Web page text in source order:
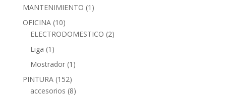
MANTENIMIENTO (1)
OFICINA (10)
ELECTRODOMESTICO (2)
Liga (1)
Mostrador (1)
PINTURA (152)
accesorios (8)